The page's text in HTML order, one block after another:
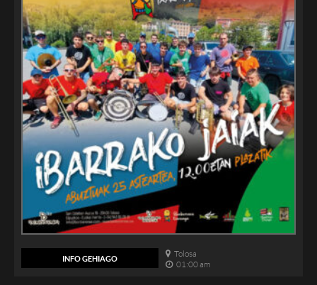
INFO GEHIAGO
Tolosa
01:00 am